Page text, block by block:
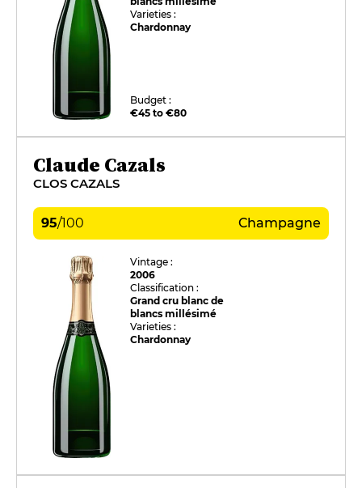
Varieties :
Chardonnay
Budget :
€45 to €80
Claude Cazals
CLOS CAZALS
95/100 Champagne
Vintage :
2006
Classification :
Grand cru blanc de
blancs millésimé
Varieties :
Chardonnay